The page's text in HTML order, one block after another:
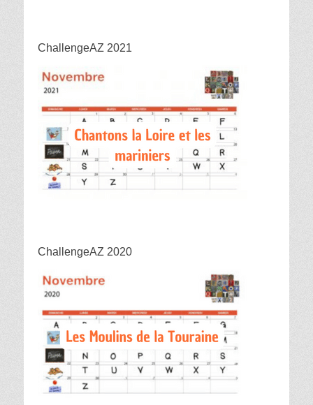
ChallengeAZ 2021
ChallengeAZ 2020